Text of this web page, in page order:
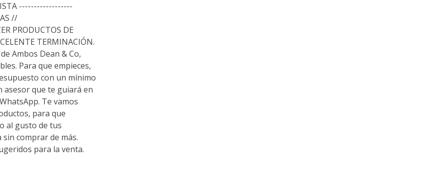
------------------
//
PRODUCTOS DE
TERMINACIÓN.
Ambos Dean & Co,
Para que empieces,
con un mínimo
asesor que te guiará en
Te vamos
para que
al gusto de tus
comprar de más.
para la venta.